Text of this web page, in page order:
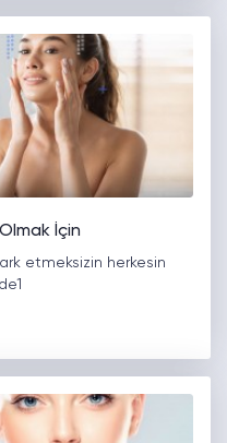
İçin
etmeksizin herkesin